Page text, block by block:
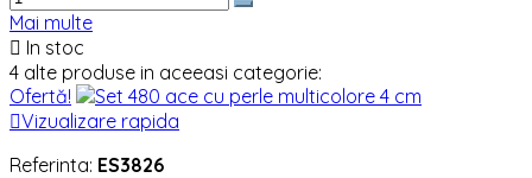
Mai multe
 In stoc
4 alte produse in aceeasi categorie:
Ofertă!
Vizualizare rapida
Referinta: ES3826